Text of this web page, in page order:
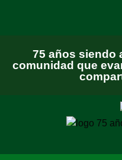
75 años siendo
comunidad que